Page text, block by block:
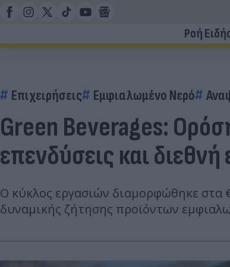
Ροή
Επιχειρήσεις Εμφιαλωμένο Νερό
Green Beverages:
επενδύσεις και
Ο κύκλος εργασιών διαμορφώθηκε στα
δυναμικής ζήτησης προϊόντων